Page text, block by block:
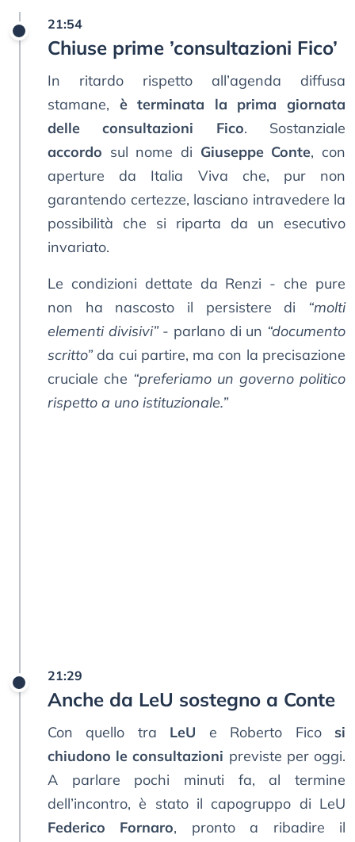
21:54
Chiuse prime ’consultazioni Fico’
In ritardo rispetto all’agenda diffusa
stamane, è terminata la prima giornata
delle consultazioni Fico. Sostanziale
accordo sul nome di Giuseppe Conte, con
aperture da Italia Viva che, pur non
garantendo certezze, lasciano intravedere la
possibilità che si riparta da un esecutivo
invariato.
Le condizioni dettate da Renzi - che pure
non ha nascosto il persistere di “molti
elementi divisivi”- parlano di un “documento
scritto”da cui partire, ma con la precisazione
cruciale che “preferiamo un governo politico
rispetto a uno istituzionale.”
21:29
Anche da LeU sostegno a Conte
Con quello tra LeU e Roberto Fico si
chiudono le consultazioni previste per oggi.
A parlare pochi minuti fa, al termine
dell’incontro, è stato il capogruppo di LeU
Federico Fornaro, pronto a ribadire il